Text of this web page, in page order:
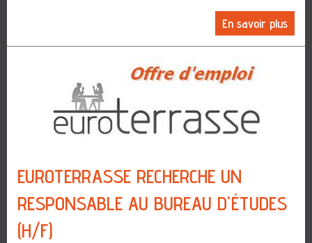
En savoir plus
EUROTERRASSE RECHERCHE UN
RESPONSABLE AU BUREAU D'ÉTUDES
(H/F)